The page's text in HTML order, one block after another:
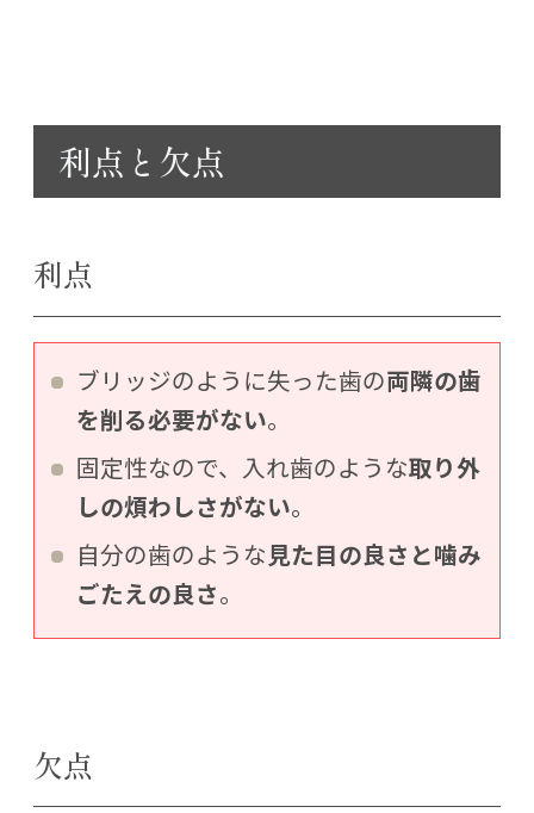
利点と欠点
利点
ブリッジのように失った歯の両隣の歯
を削る必要がない。
固定性なので、入れ歯のような取り外
しの煩わしさがない。
自分の歯のような見た目の良さと噛み
ごたえの良さ。
欠点